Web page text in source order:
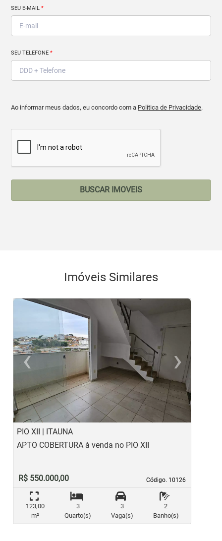
SEU E-MAIL*
SEU TELEFONE*
Ao informar meus dados, eu concordo com a Política de Privacidade.
BUSCAR IMOVEIS
Imóveis Similares
‹
Previous
›
PIO XII | ITAUNA
Código. 10126
Código. 10126
APTO COBERTURA à venda no PIO XII
R$ 550.000,00
123,00
m²
3
Quarto(s)
3
Vaga(s)
2
Banho(s)